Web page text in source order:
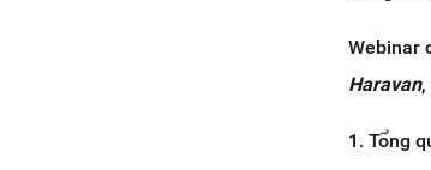
Webinar
Haravan,
1. Tổng